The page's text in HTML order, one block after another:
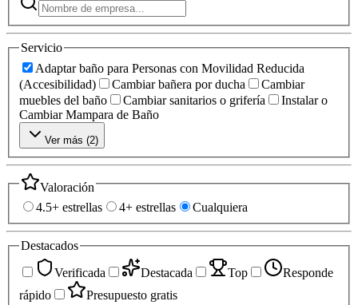
Servicio
Adaptar baño para Personas con Movilidad Reducida
(Accesibilidad)
Cambiar bañera por ducha
Cambiar
muebles del baño
Cambiar sanitarios o grifería
Instalar o
Cambiar Mampara de Baño
Ver más (2)
Valoración
4.5+ estrellas
4+ estrellas Cualquiera
Destacados
Verificada
Destacada Top
Responde
rápido
Presupuesto gratis